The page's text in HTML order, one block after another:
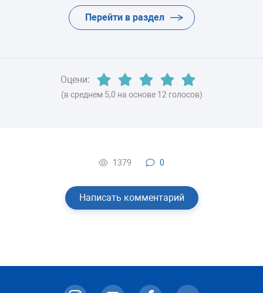
Перейти в раздел
Оцени:
(в среднем 5,0 на основе 12 голосов)
1379 0
Написать комментарий